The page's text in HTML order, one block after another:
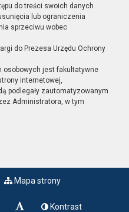
do treści swoich danych
lub ograniczenia
sprzeciwu wobec
do Prezesa Urzędu Ochrony
osobowych jest fakultatywne
internetowej,
podlegały zautomatyzowanym
Administratora, w tym
Mapa strony
Kontrast